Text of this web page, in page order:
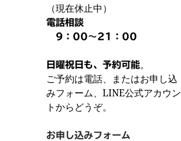
（現在休止中）
電話相談
9：00～21：00
日曜祝日も、予約可能。
ご予約は電話、またはお申し込
みフォーム、LINE公式アカウン
トからどうぞ。
お申し込みフォーム